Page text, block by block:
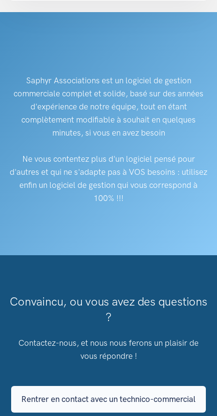
Saphyr Associations est un logiciel de gestion
commerciale complet et solide, basé sur des années
d'expérience de notre équipe, tout en étant
complètement modifiable à souhait en quelques
minutes, si vous en avez besoin
Ne vous contentez plus d'un logiciel pensé pour
d'autres et qui ne s'adapte pas à VOS besoins : utilisez
enfin un logiciel de gestion qui vous correspond à
100% !!!
Convaincu, ou vous avez des questions
?
Contactez-nous, et nous nous ferons un plaisir de
vous répondre !
Rentrer en contact avec un technico-commercial